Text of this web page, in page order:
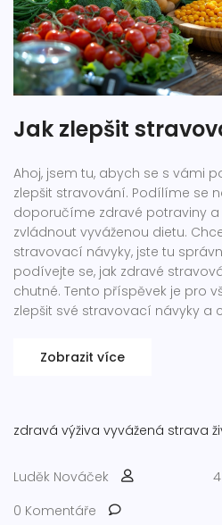
Jak zlepšit
Ahoj, jsem tu, abych se s vámi
zlepšit stravování. Podílíme se
doporučíme zdravé potraviny a
zvládnout vyváženou dietu.
stravovací návyky, jste tu
podívejte se, jak zdravé
chutné. Tento příspěvek je pro
zlepšit své stravovací návyky a
Zobrazit více
zdravá výživa vyvážená strava
Luděk Nováček
0 Komentáře